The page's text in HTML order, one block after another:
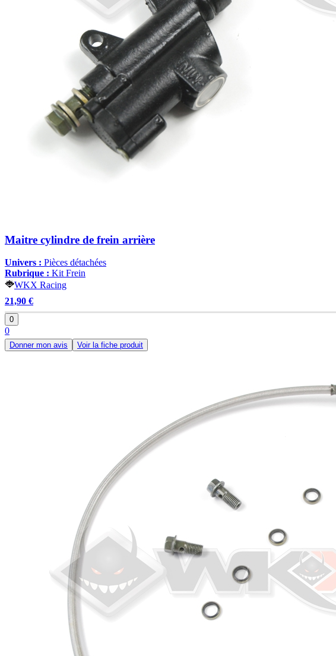
Maitre cylindre de frein arrière
Univers : Pièces détachées
Rubrique : Kit Frein
WKX Racing
21,90 €
0
0
Donner mon avis Voir la fiche produit